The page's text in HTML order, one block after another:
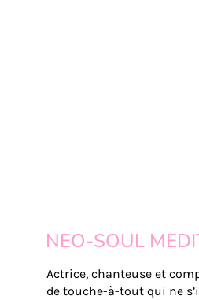
NEO-SOUL
Actrice, chanteuse et
de touche-à-tout qui ne